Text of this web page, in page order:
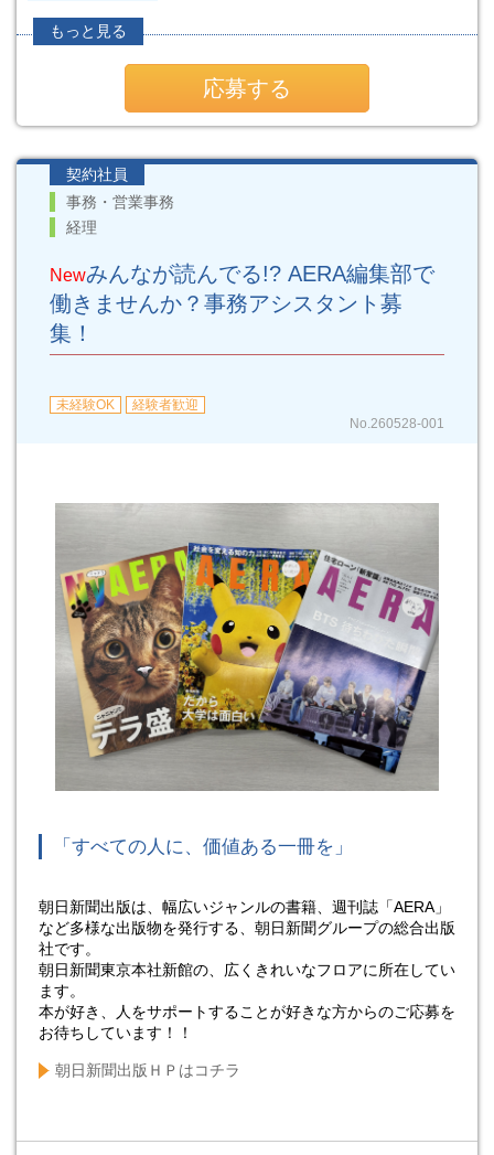
もっと見る
応募する
契約社員
事務・営業事務
経理
Newみんなが読んでる!? AERA編集部で
働きませんか？事務アシスタント募
集！
未経験OK
経験者歓迎
No.260528-001
「すべての人に、価値ある一冊を」
朝日新聞出版は、幅広いジャンルの書籍、週刊誌「AERA」
など多様な出版物を発行する、朝日新聞グループの総合出版
社です。
朝日新聞東京本社新館の、広くきれいなフロアに所在してい
ます。
本が好き、人をサポートすることが好きな方からのご応募を
お待ちしています！！
朝日新聞出版ＨＰはコチラ